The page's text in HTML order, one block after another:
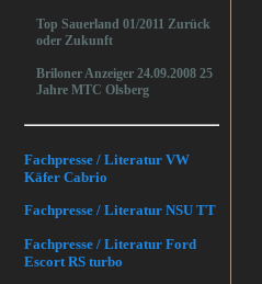
Top Sauerland 01/2011 Zurück
oder Zukunft
Briloner Anzeiger 24.09.2008 25
Jahre MTC Olsberg
Fachpresse / Literatur VW
Käfer Cabrio
Fachpresse / Literatur NSU TT
Fachpresse / Literatur Ford
Escort RS turbo